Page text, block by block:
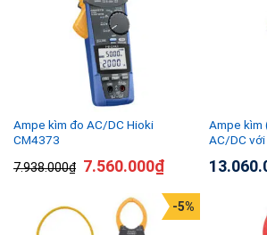
Ampe kìm đo AC/DC Hioki
CM4373
7.938.000₫ 7.560.000₫
Ampe
AC/DC
-5%